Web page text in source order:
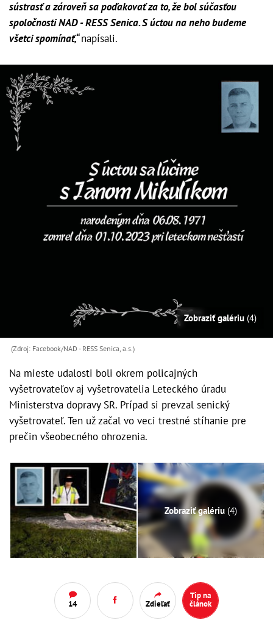
sústrasť a zároveň sa poďakovať za to, že bol súčasťou
spoločnosti NAD - RESS Senica. S úctou na neho budeme
všetci spomínať,“napísali.
Zobraziť galériu (4)
(Zdroj: Facebook/NAD - RESS Senica, a.s.)
Na mieste udalosti boli okrem policajných
vyšetrovateľov aj vyšetrovatelia Leteckého úradu
Ministerstva dopravy SR. Prípad si prevzal senický
vyšetrovateľ. Ten už začal vo veci trestné stíhanie pre
prečin všeobecného ohrozenia.
Zobraziť galériu (4)
14 Zdieľať
Tip na
článok